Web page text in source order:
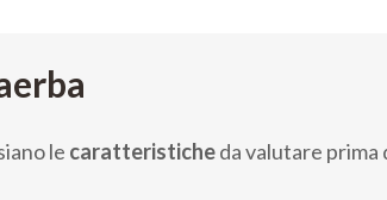
le caratteristicheda valutare prima